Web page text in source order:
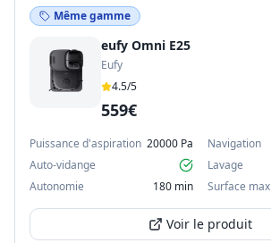
Même gamme
eufy Omni E25
Eufy
4.5/5
559€
Puissance d'aspiration 20000 Pa Navigation
Auto-vidange
Lavage
Autonomie
180 min Surface max
Voir le produit